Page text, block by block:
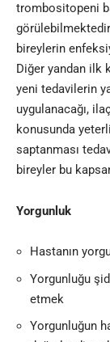
trombositopeni
bireylerin
Diğer yandan ilk
yeni tedavilerin
uygulanacağı,
konusunda
saptanması
bireyler bu
Yorgunluk
Hastanın
Yorgunluğu
etmek
Yorgunluğun